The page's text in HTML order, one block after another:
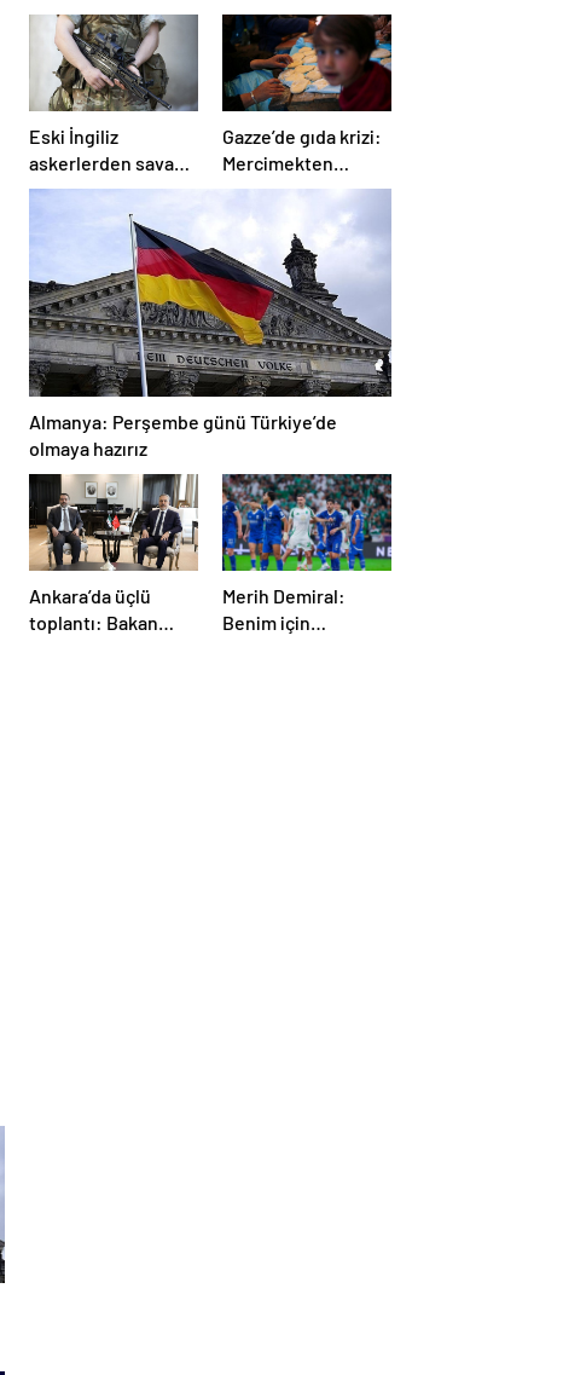
Eski İngiliz
askerlerden savaş
suçu itirafı:
“Silahsız insanları
uykuda öldürdüler”
Gazze’de gıda krizi:
Mercimekten
ekmek yapıyorlar
Almanya: Perşembe günü Türkiye’de
olmaya hazırız
Ankara’da üçlü
toplantı: Bakan
Merih Demiral:
Benim için